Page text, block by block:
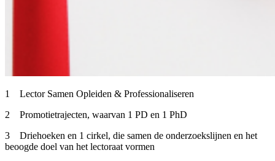
1 Lector Samen Opleiden & Professionaliseren
2 Promotietrajecten, waarvan 1 PD en 1 PhD
3 Driehoeken en 1 cirkel, die samen de onderzoekslijnen en het
beoogde doel van het lectoraat vormen